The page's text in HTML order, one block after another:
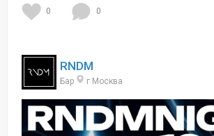
0 0
RNDM
Бар г Москва